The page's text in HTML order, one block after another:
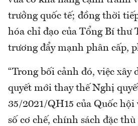
trưởng quốc tế; đồng thời
hóa chỉ đạo của Tổng Bí thư
trương đẩy mạnh phân cấp,
“Trong bối cảnh đó, việc xây
quyết mới thay thế Nghị
35/2021/QH15 của Quốc
số cơ chế, chính sách đặc